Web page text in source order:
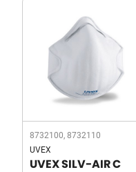
8732100, 8732110
UVEX
UVEX SILV-AIR C